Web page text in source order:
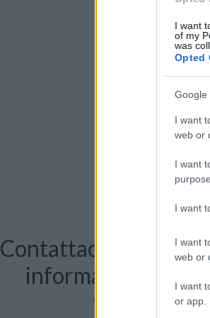
I want
of my
was
Opted
Google
I want
web or
I want
I want
I want
web or
I want
or app.
Contattaci per
informazioni o